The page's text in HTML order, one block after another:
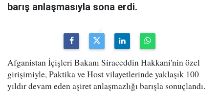
barış anlaşmasıyla sona erdi.
Afganistan İçişleri Bakanı Siraceddin Hakkani'nin özel
girişimiyle, Paktika ve Host vilayetlerinde yaklaşık 100
yıldır devam eden aşiret anlaşmazlığı barışla sonuçlandı.